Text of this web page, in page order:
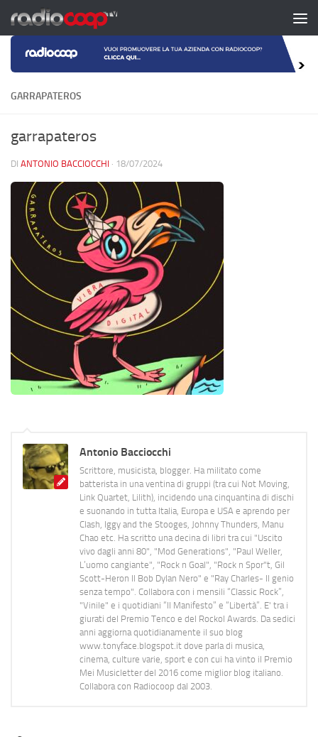
Salta al contenuto
GARRAPATEROS
garrapateros
DI ANTONIO BACCIOCCHI · 18/07/2024
Antonio Bacciocchi
Scrittore, musicista, blogger. Ha militato come
batterista in una ventina di gruppi (tra cui Not Moving,
Link Quartet, Lilith), incidendo una cinquantina di dischi
e suonando in tutta Italia, Europa e USA e aprendo per
Clash, Iggy and the Stooges, Johnny Thunders, Manu
Chao etc. Ha scritto una decina di libri tra cui "Uscito
vivo dagli anni 80", "Mod Generations", "Paul Weller,
L’uomo cangiante", "Rock n Goal", "Rock n Spor"t, Gil
Scott-Heron Il Bob Dylan Nero" e "Ray Charles- Il genio
senza tempo". Collabora con i mensili “Classic Rock”,
"Vinile" e i quotidiani “Il Manifesto” e “Libertà”. E' tra i
giurati del Premio Tenco e del Rockol Awards. Da sedici
anni aggiorna quotidianamente il suo blog
www.tonyface.blogspot.it dove parla di musica,
cinema, culture varie, sport e con cui ha vinto il Premio
Mei Musicletter del 2016 come miglior blog italiano.
Collabora con Radiocoop dal 2003.